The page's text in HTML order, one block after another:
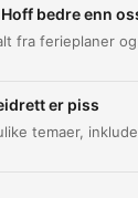
bedre enn
er piss